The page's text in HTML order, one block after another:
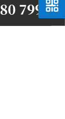
高氨氮污水处理 保险